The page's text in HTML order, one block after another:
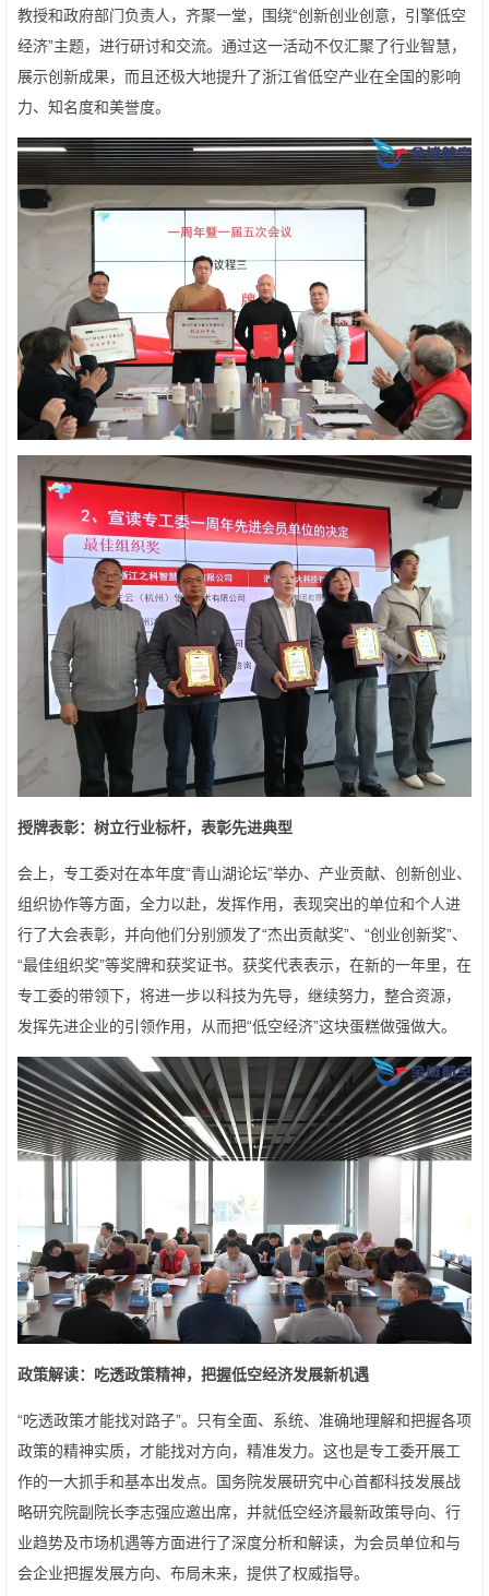
教授和政府部门负责人，齐聚一堂，围绕“创新创业创意，引擎低空
经济”主题，进行研讨和交流。通过这一活动不仅汇聚了行业智慧，
展示创新成果，而且还极大地提升了浙江省低空产业在全国的影响
力、知名度和美誉度。
授牌表彰： 树立行业标杆，表彰先进典型
会上，专工委对在本年度“青山湖论坛”举办、产业贡献、创新创业、
组织协作等方面，全力以赴，发挥作用，表现突出的单位和个人进
行了大会表彰，并向他们分别颁发了“杰出贡献奖”、“创业创新奖”、
“最佳组织奖”等奖牌和获奖证书。获奖代表表示，在新的一年里，在
专工委的带领下，将进一步以科技为先导，继续努力，整合资源，
发挥先进企业的引领作用，从而把“低空经济”这块蛋糕做强做大。
政策解读： 吃透政策精神， 把握低空经济发展新机遇
“吃透政策才能找对路子”。只有全面、系统、准确地理解和把握各项
政策的精神实质，才能找对方向，精准发力。这也是专工委开展工
作的一大抓手和基本出发点。国务院发展研究中心首都科技发展战
略研究院副院长李志强应邀出席，并就低空经济最新政策导向、行
业趋势及市场机遇等方面进行了深度分析和解读，为会员单位和与
会企业把握发展方向、布局未来，提供了权威指导。